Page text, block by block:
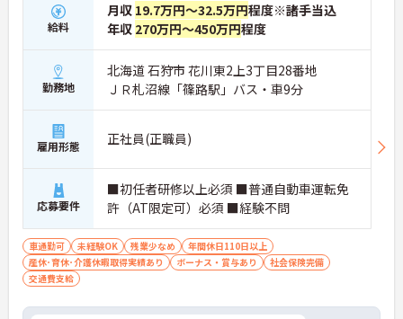
給料
月収 19.7万円～32.5万円程度※諸手当込
年収 270万円～450万円程度
勤務地
北海道 石狩市 花川東2上3丁目28番地
ＪＲ札沼線「篠路駅」バス・車9分
雇用形態 正社員(正職員)
応募要件
■初任者研修以上必須 ■普通自動車運転免
許（AT限定可）必須 ■経験不問
車通勤可 未経験OK 残業少なめ
年間休日110日以上
産休･育休･介護休暇取得実績あり
ボーナス・賞与あり
社会保険完備
交通費支給